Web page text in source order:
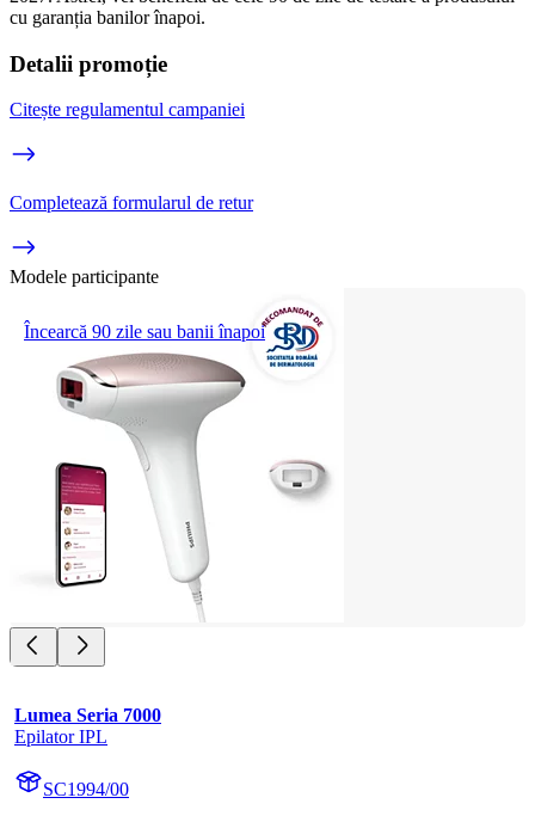
cu garanția banilor înapoi.
Detalii promoție
Citește regulamentul campaniei
Completează formularul de retur
Modele participante
Încearcă 90 zile sau banii înapoi
Lumea Seria 7000
Epilator IPL
SC1994/00